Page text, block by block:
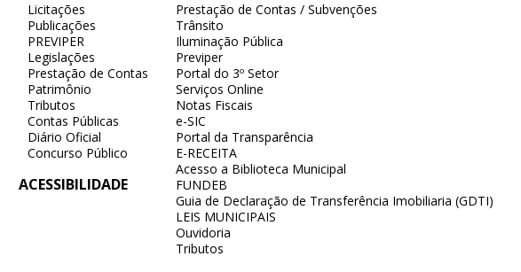
Licitações
Publicações
PREVIPER
Legislações
Prestação de Contas
Patrimônio
Tributos
Contas Públicas
Diário Oficial
Concurso Público
ACESSIBILIDADE
Prestação de Contas / Subvenções
Trânsito
Iluminação Pública
Previper
Portal do 3º Setor
Serviços Online
Notas Fiscais
e-SIC
Portal da Transparência
E-RECEITA
Acesso a Biblioteca Municipal
FUNDEB
Guia de Declaração de Transferência Imobiliaria (GDTI)
LEIS MUNICIPAIS
Ouvidoria
Tributos